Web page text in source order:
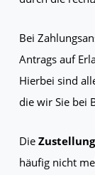
Bei
Antrags auf
Hierbei sind
die wir Sie bei
Die Zustellung
häufig nicht